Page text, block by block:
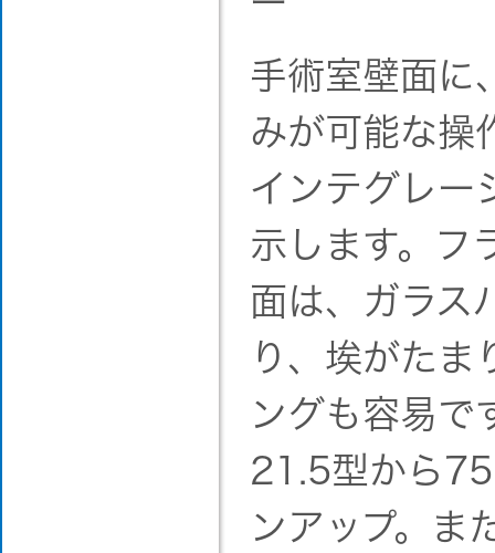
手術室壁面に
みが可能な操
インテグレー
示します。フ
面は、ガラス
り、埃がたま
ングも容易で
21.5型から
ンアップ。ま